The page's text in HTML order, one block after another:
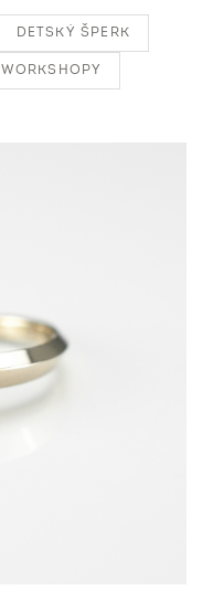
DETSKÝ ŠPERK
WORKSHOPY